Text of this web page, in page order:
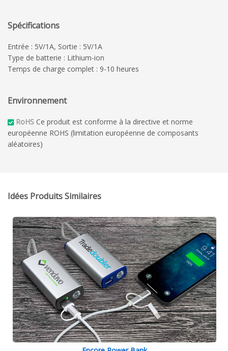
Spécifications
Entrée : 5V/1A, Sortie : 5V/1A
Type de batterie : Lithium-ion
Temps de charge complet : 9-10 heures
Environnement
RoHS Ce produit est conforme à la directive et norme
européenne ROHS (limitation européenne de composants
aléatoires)
Idées Produits Similaires